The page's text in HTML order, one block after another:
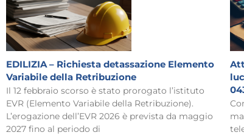
EDILIZIA – Richiesta detassazione Elemento
Variabile della Retribuzione
Il 12 febbraio scorso è stato prorogato l’istituto
EVR (Elemento Variabile della Retribuzione).
L’erogazione dell’EVR 2026 è prevista da maggio
2027 fino al periodo di